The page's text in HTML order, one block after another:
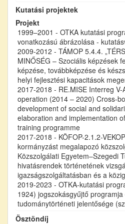
Kutatási projektek
Projekt
1999–2001 - OTKA kutatási
vonatkozású ábrázolása -
2009-2012 - TÁMOP 5.4.4.
MINŐSÉG – Szociális képzések
képzése, továbbképzése és
helyi fejlesztési kapacitások
2017-2018 - RE.MISE Interreg
operation (2014 – 2020) Cross-
development of social and
elaboration and implementation
training programme
2017-2018 - KÖFOP-2.1.2-
kormányzást megalapozó
Közszolgálati Egyetem–Szegedi
hivatásrendek történetének
igazságszolgáltatásban és a
2019-2023 - OTKA-kutatási
1924) jogszokásgyűjtő
tudománytörténeti jelentősége
Ösztöndíj